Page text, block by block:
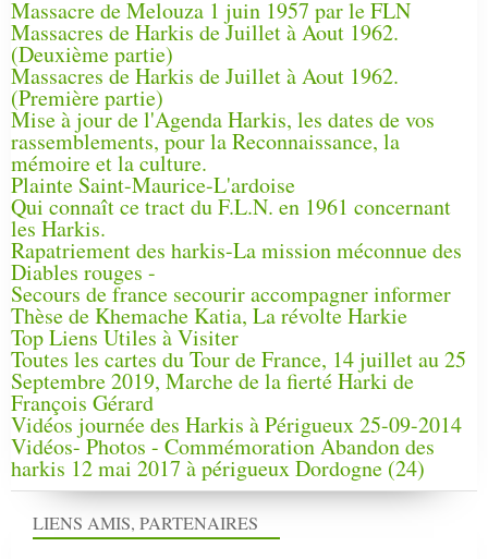
Massacre de Melouza 1 juin 1957 par le FLN
Massacres de Harkis de Juillet à Aout 1962.
(Deuxième partie)
Massacres de Harkis de Juillet à Aout 1962.
(Première partie)
Mise à jour de l'Agenda Harkis, les dates de vos
rassemblements, pour la Reconnaissance, la
mémoire et la culture.
Plainte Saint-Maurice-L'ardoise
Qui connaît ce tract du F.L.N. en 1961 concernant
les Harkis.
Rapatriement des harkis-La mission méconnue des
Diables rouges -
Secours de france secourir accompagner informer
Thèse de Khemache Katia, La révolte Harkie
Top Liens Utiles à Visiter
Toutes les cartes du Tour de France, 14 juillet au 25
Septembre 2019, Marche de la fierté Harki de
François Gérard
Vidéos journée des Harkis à Périgueux 25-09-2014
Vidéos- Photos - Commémoration Abandon des
harkis 12 mai 2017 à périgueux Dordogne (24)
LIENS AMIS, PARTENAIRES